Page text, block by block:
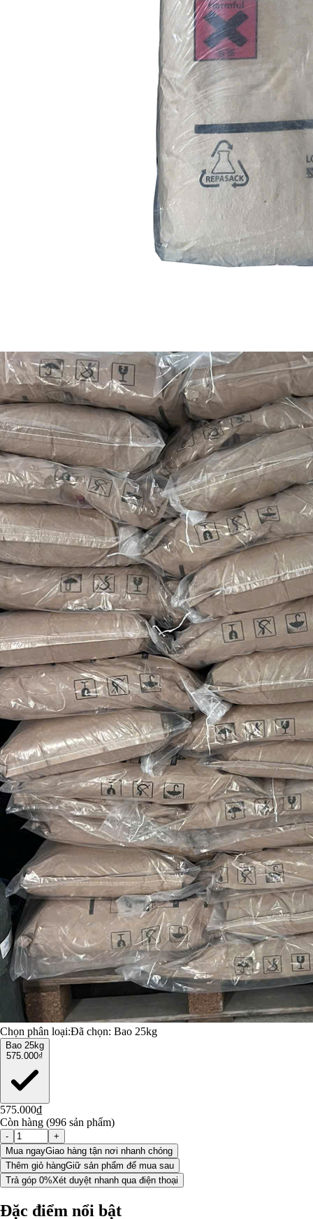
Chọn phân loại:Đã chọn: Bao 25kg
Bao 25kg
575.000₫
575.000₫
Còn hàng (996 sản phẩm)
-
+
Mua ngayGiao hàng tận nơi nhanh chóng
Thêm giỏ hàngGiữ sản phẩm để mua sau
Trả góp 0%Xét duyệt nhanh qua điện thoại
Đặc điểm nổi bật